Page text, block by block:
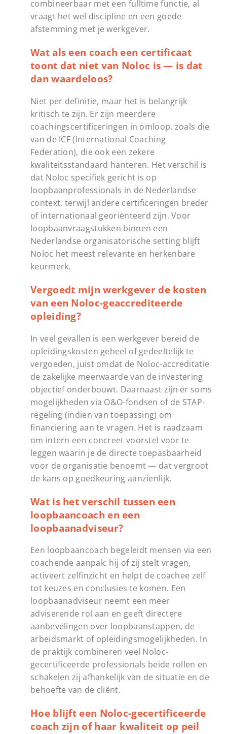
combineerbaar met een fulltime functie, al
vraagt het wel discipline en een goede
afstemming met je werkgever.
Wat als een coach een certificaat
toont dat niet van Noloc is — is dat
dan waardeloos?
Niet per definitie, maar het is belangrijk
kritisch te zijn. Er zijn meerdere
coachingscertificeringen in omloop, zoals die
van de ICF (International Coaching
Federation), die ook een zekere
kwaliteitsstandaard hanteren. Het verschil is
dat Noloc specifiek gericht is op
loopbaanprofessionals in de Nederlandse
context, terwijl andere certificeringen breder
of internationaal georiënteerd zijn. Voor
loopbaanvraagstukken binnen een
Nederlandse organisatorische setting blijft
Noloc het meest relevante en herkenbare
keurmerk.
Vergoedt mijn werkgever de kosten
van een Noloc-geaccrediteerde
opleiding?
In veel gevallen is een werkgever bereid de
opleidingskosten geheel of gedeeltelijk te
vergoeden, juist omdat de Noloc-accreditatie
de zakelijke meerwaarde van de investering
objectief onderbouwt. Daarnaast zijn er soms
mogelijkheden via O&O-fondsen of de STAP-
regeling (indien van toepassing) om
financiering aan te vragen. Het is raadzaam
om intern een concreet voorstel voor te
leggen waarin je de directe toepasbaarheid
voor de organisatie benoemt — dat vergroot
de kans op goedkeuring aanzienlijk.
Wat is het verschil tussen een
loopbaancoach en een
loopbaanadviseur?
Een loopbaancoach begeleidt mensen via een
coachende aanpak: hij of zij stelt vragen,
activeert zelfinzicht en helpt de coachee zelf
tot keuzes en conclusies te komen. Een
loopbaanadviseur neemt een meer
adviserende rol aan en geeft directere
aanbevelingen over loopbaanstappen, de
arbeidsmarkt of opleidingsmogelijkheden. In
de praktijk combineren veel Noloc-
gecertificeerde professionals beide rollen en
schakelen zij afhankelijk van de situatie en de
behoefte van de cliënt.
Hoe blijft een Noloc-gecertificeerde
coach zijn of haar kwaliteit op peil